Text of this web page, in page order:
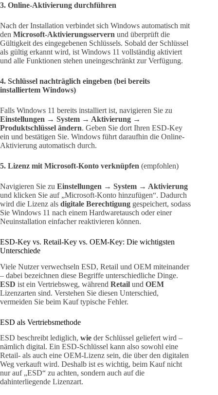
3. Online-Aktivierung durchführen
Nach der Installation verbindet sich Windows automatisch mit
den Microsoft-Aktivierungsservern und überprüft die
Gültigkeit des eingegebenen Schlüssels. Sobald der Schlüssel
als gültig erkannt wird, ist Windows 11 vollständig aktiviert
und alle Funktionen stehen uneingeschränkt zur Verfügung.
4. Schlüssel nachträglich eingeben (bei bereits
installiertem Windows)
Falls Windows 11 bereits installiert ist, navigieren Sie zu
Einstellungen → System → Aktivierung →
Produktschlüssel ändern. Geben Sie dort Ihren ESD-Key
ein und bestätigen Sie. Windows führt daraufhin die Online-
Aktivierung automatisch durch.
5. Lizenz mit Microsoft-Konto verknüpfen (empfohlen)
Navigieren Sie zu Einstellungen → System → Aktivierung
und klicken Sie auf „Microsoft-Konto hinzufügen“. Dadurch
wird die Lizenz als digitale Berechtigung gespeichert, sodass
Sie Windows 11 nach einem Hardwaretausch oder einer
Neuinstallation einfacher reaktivieren können.
ESD-Key vs. Retail-Key vs. OEM-Key: Die wichtigsten
Unterschiede
Viele Nutzer verwechseln ESD, Retail und OEM miteinander
– dabei bezeichnen diese Begriffe unterschiedliche Dinge.
ESD ist ein Vertriebsweg, während Retail und OEM
Lizenzarten sind. Verstehen Sie diesen Unterschied,
vermeiden Sie beim Kauf typische Fehler.
ESD als Vertriebsmethode
ESD beschreibt lediglich, wie der Schlüssel geliefert wird –
nämlich digital. Ein ESD-Schlüssel kann also sowohl eine
Retail- als auch eine OEM-Lizenz sein, die über den digitalen
Weg verkauft wird. Deshalb ist es wichtig, beim Kauf nicht
nur auf „ESD“ zu achten, sondern auch auf die
dahinterliegende Lizenzart.